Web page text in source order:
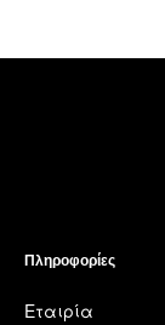
Πληροφορίες
Εταιρία